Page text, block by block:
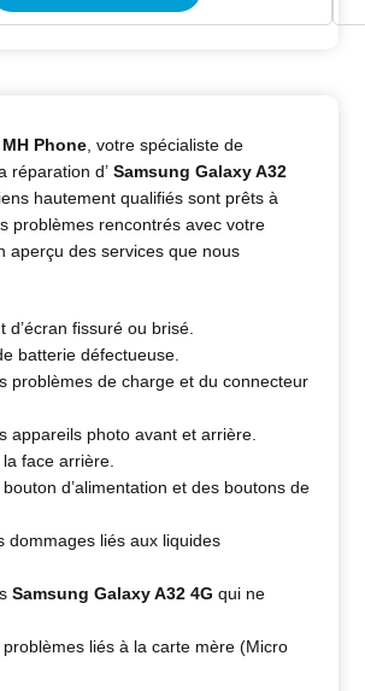
MH Phone , votre spécialiste de
réparation d’ Samsung Galaxy A32
hautement qualifiés sont prêts à
problèmes rencontrés avec votre
aperçu des services que nous
d’écran fissuré ou brisé.
batterie défectueuse.
problèmes de charge et du connecteur
appareils photo avant et arrière.
face arrière.
d’alimentation et des boutons de
dommages liés aux liquides
Samsung Galaxy A32 4G qui ne
liés à la carte mère (Micro